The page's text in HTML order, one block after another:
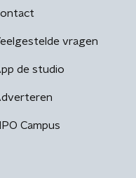
vragen
de studio
Campus